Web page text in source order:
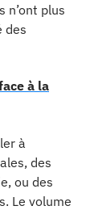
n’ont plus
des
à la
à
des
ou des
Le volume